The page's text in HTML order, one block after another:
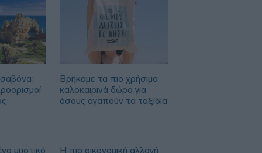
μυστικό
Βρήκαμε τα πιο χρήσιμα
καλοκαιρινά δώρα για
όσους αγαπούν τα ταξίδια
Η πιο οικονομική αλλαγή